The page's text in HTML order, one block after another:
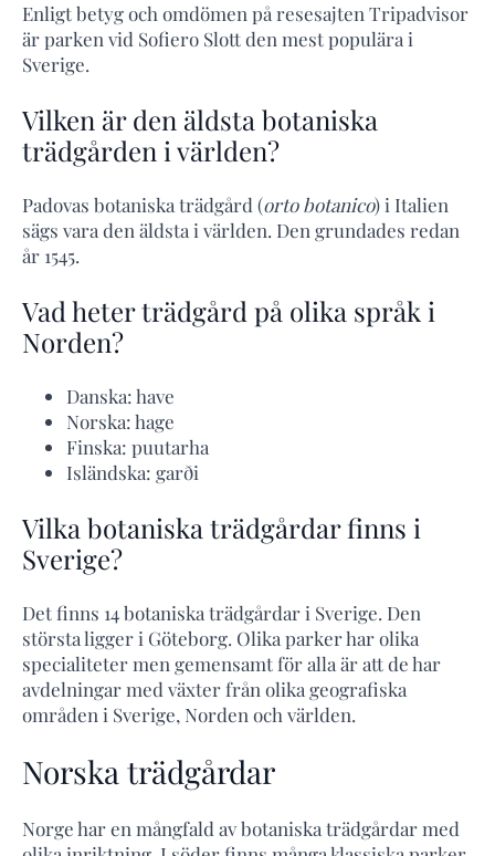
Enligt betyg och omdömen på resesajten Tripadvisor
är parken vid Sofiero Slott den mest populära i
Sverige.
Vilken är den äldsta botaniska
trädgården i världen?
Padovas botaniska trädgård (orto botanico) i Italien
sägs vara den äldsta i världen. Den grundades redan
år 1545.
Vad heter trädgård på olika språk i
Norden?
Danska: have
Norska: hage
Finska: puutarha
Isländska: garði
Vilka botaniska trädgårdar finns i
Sverige?
Det finns 14 botaniska trädgårdar i Sverige. Den
största ligger i Göteborg. Olika parker har olika
specialiteter men gemensamt för alla är att de har
avdelningar med växter från olika geografiska
områden i Sverige, Norden och världen.
Norska trädgårdar
Norge har en mångfald av botaniska trädgårdar med